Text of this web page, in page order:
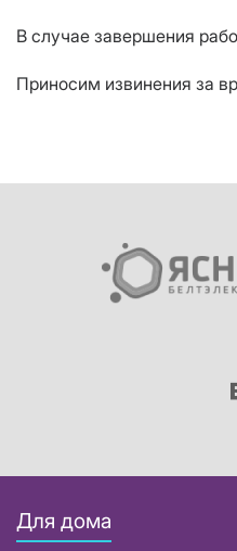
В случае завершения
Приносим извинения за
Для дома